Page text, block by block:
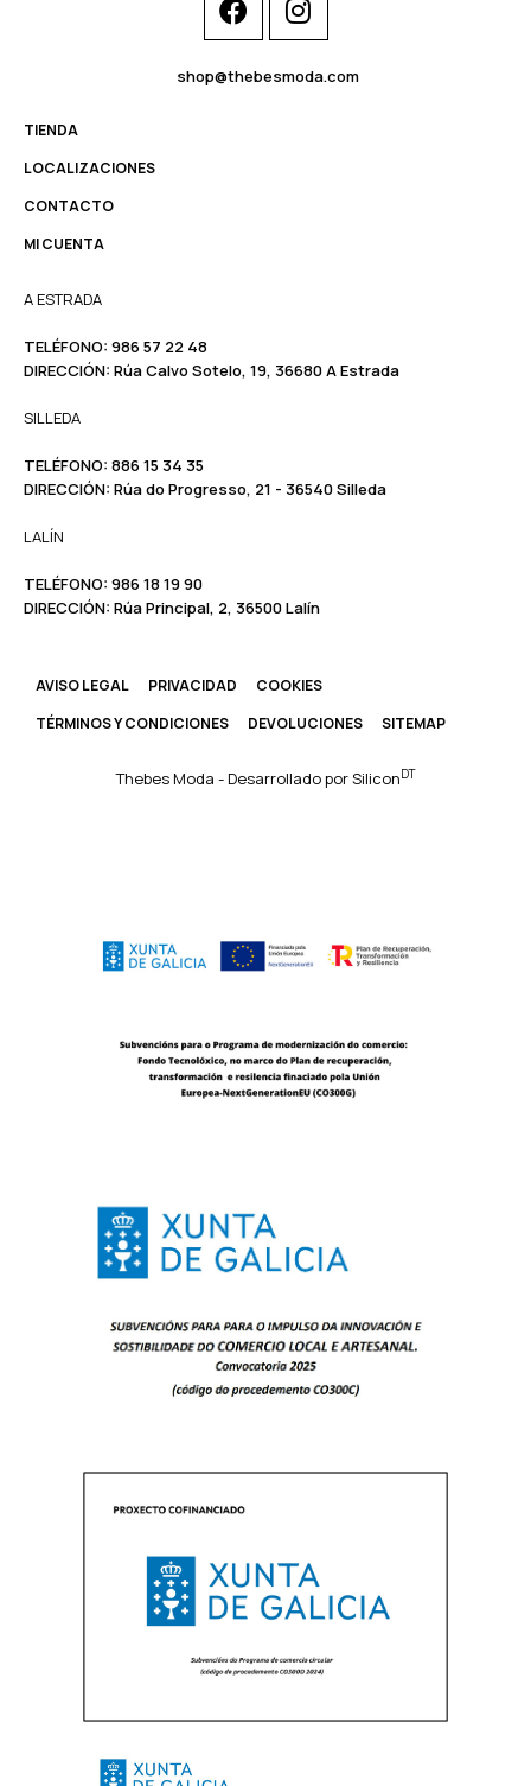
shop@thebesmoda.com
TIENDA
LOCALIZACIONES
CONTACTO
MI CUENTA
A ESTRADA
TELÉFONO: 986 57 22 48
DIRECCIÓN: Rúa Calvo Sotelo, 19, 36680 A Estrada
SILLEDA
TELÉFONO: 886 15 34 35
DIRECCIÓN: Rúa do Progresso, 21 - 36540 Silleda
LALÍN
TELÉFONO: ​​ 986 18 19 90
DIRECCIÓN: Rúa Principal, 2, 36500 Lalín
AVISO LEGAL PRIVACIDAD
COOKIES
TÉRMINOS Y CONDICIONES
DEVOLUCIONES SITEMAP
Thebes Moda - Desarrollado porSilicon DT